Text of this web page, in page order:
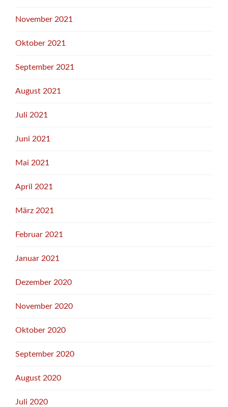
November 2021
Oktober 2021
September 2021
August 2021
Juli 2021
Juni 2021
Mai 2021
April 2021
März 2021
Februar 2021
Januar 2021
Dezember 2020
November 2020
Oktober 2020
September 2020
August 2020
Juli 2020